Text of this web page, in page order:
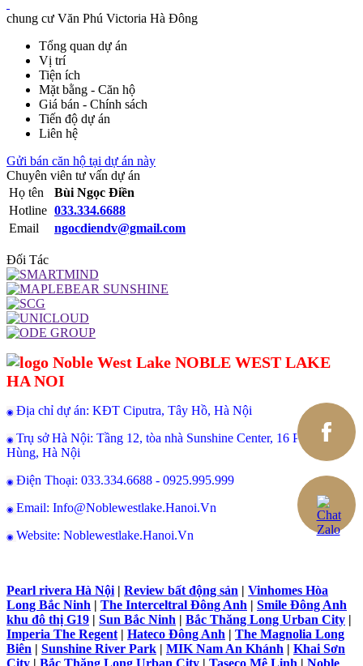
chung cư Văn Phú Victoria Hà Đông
Tổng quan dự án
Vị trí
Tiện ích
Mặt bằng - Căn hộ
Giá bán - Chính sách
Tiến độ dự án
Liên hệ
Gửi bán căn hộ tại dự án này
Chuyên viên tư vấn dự án
Họ tên
Bùi Ngọc Điền
Hotline 033.334.6688
Email
ngocdiendv@gmail.com
Đối Tác
NOBLE WEST LAKE
HA NOI
◉ Địa chỉ dự án: KĐT Ciputra, Tây Hồ, Hà Nội
◉ Trụ sở Hà Nội: Tầng 12, tòa nhà Sunshine Center, 16 Phạm
Hùng, Hà Nội
◉ Điện Thoại: 033.334.6688 - 0925.995.999
◉ Email: Info@Noblewestlake.Hanoi.Vn
◉ Website: Noblewestlake.Hanoi.Vn
Pearl rivera Hà Nội | Review bất động sản | Vinhomes Hòa
Long Bắc Ninh | The Interceltral Đông Anh | Smile Đông Anh
khu đô thị G19 | Sun Bắc Ninh | Bắc Thăng Long Urban City |
Imperia The Regent | Hateco Đông Anh | The Magnolia Long
Biên | Sunshine River Park | MIK Nam An Khánh | Khai Sơn
City | Bắc Thăng Long Urban City | Taseco Mê Linh | Noble